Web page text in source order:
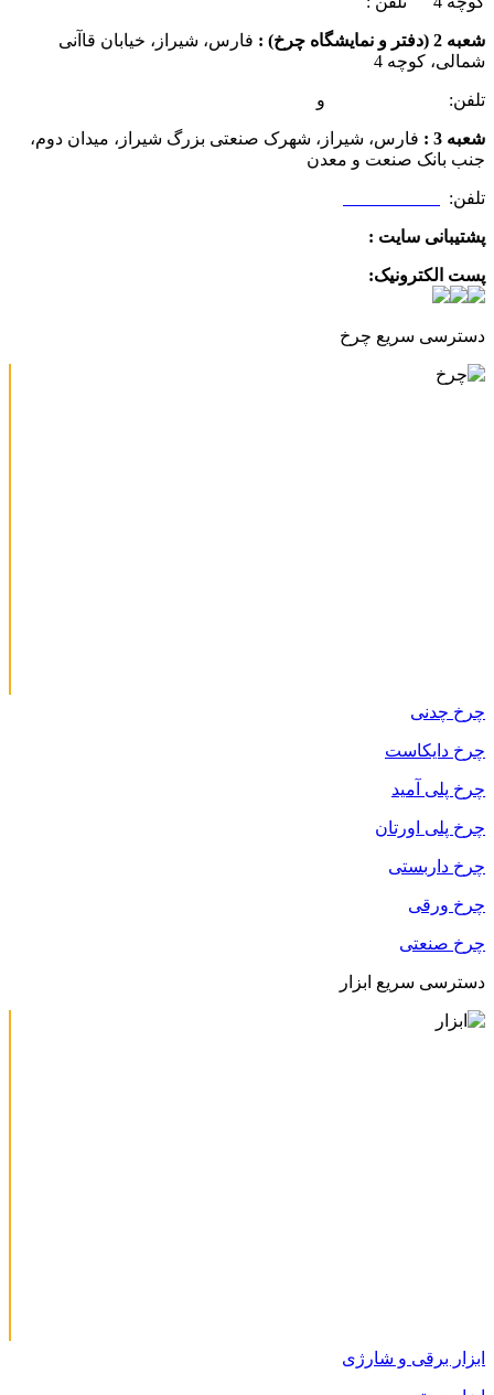
شعبه 2 (دفتر و نمایشگاه چرخ) :
فارس، شیراز، خیابان قاآنی
شمالی، کوچه 4
تلفن: و
شعبه 3 :
فارس، شیراز، شهرک صنعتی بزرگ شیراز، میدان دوم،
جنب بانک صنعت و معدن
تلفن:
پشتیبانی سایت :
پست الکترونیک:
دسترسی سریع چرخ
چرخ چدنی
چرخ دایکاست
چرخ پلی آمید
چرخ پلی اورتان
چرخ داربستی
چرخ ورقی
چرخ صنعتی
دسترسی سریع ابزار
ابزار برقی و شارژی